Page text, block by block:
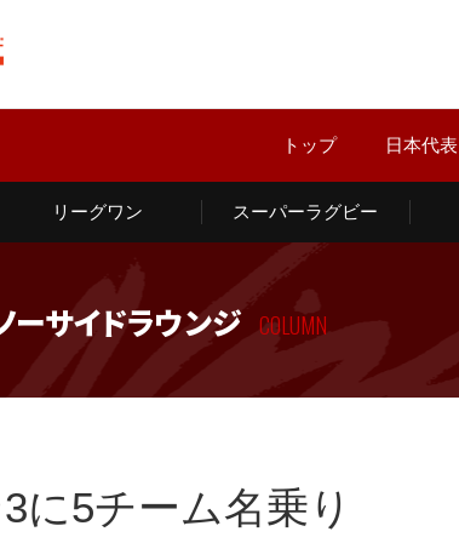
トップ 日本代表
リーグワン スーパーラグビー
ーサイドラウンジ COLUMN
に5チーム名乗り